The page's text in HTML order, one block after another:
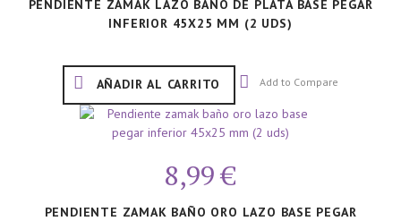
PENDIENTE ZAMAK LAZO BAÑO DE PLATA BASE PEGAR
INFERIOR 45X25 MM (2 UDS)
AÑADIR AL CARRITO Add to Compare
8,99 €
PENDIENTE ZAMAK BAÑO ORO LAZO BASE PEGAR